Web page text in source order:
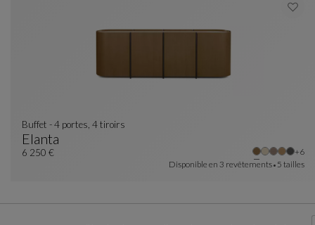
Elanta
Buffet - 4 Portes, 4 Tiroirs
Voir La Description Complète
buffet - 4 portes, 4 tiroirs
6 250 € +6
Disponible en 3 revêtements 5 tailles